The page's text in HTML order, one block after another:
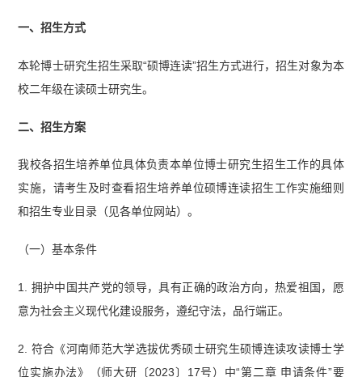
一、招生方式
本轮博士研究生招生采取“硕博连读”招生方式进行，招生对象为本
校二年级在读硕士研究生。
二、招生方案
我校各招生培养单位具体负责本单位博士研究生招生工作的具体
实施，请考生及时查看招生培养单位硕博连读招生工作实施细则
和招生专业目录（见各单位网站）。
（一）基本条件
1. 拥护中国共产党的领导，具有正确的政治方向，热爱祖国，愿
意为社会主义现代化建设服务，遵纪守法，品行端正。
2. 符合《河南师范大学选拔优秀硕士研究生硕博连读攻读博士学
位实施办法》（师大研〔2023〕17号）中“第二章 申请条件”要